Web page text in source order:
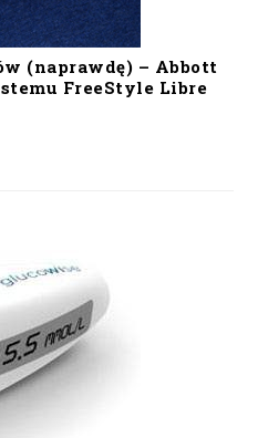
(naprawdę) – Abbott
FreeStyle Libre